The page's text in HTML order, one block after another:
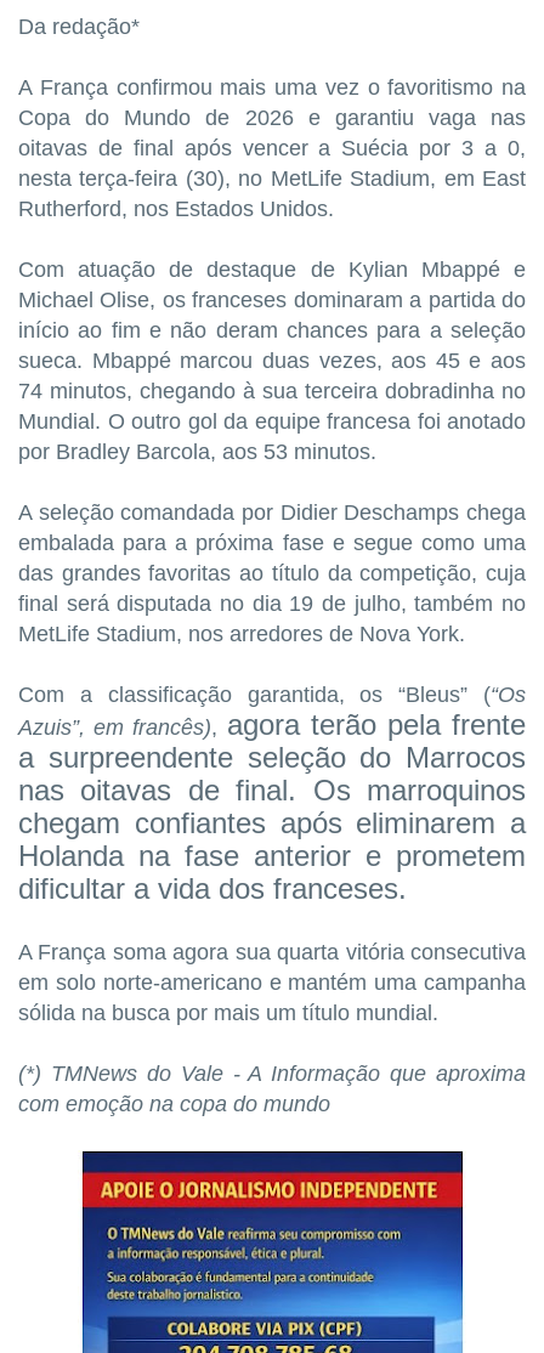
Da redação*
A França confirmou mais uma vez o favoritismo na
Copa do Mundo de 2026 e garantiu vaga nas
oitavas de final após vencer a Suécia por 3 a 0,
nesta terça-feira (30), no MetLife Stadium, em East
Rutherford, nos Estados Unidos.
Com atuação de destaque de Kylian Mbappé e
Michael Olise, os franceses dominaram a partida do
início ao fim e não deram chances para a seleção
sueca. Mbappé marcou duas vezes, aos 45 e aos
74 minutos, chegando à sua terceira dobradinha no
Mundial. O outro gol da equipe francesa foi anotado
por Bradley Barcola, aos 53 minutos.
A seleção comandada por Didier Deschamps chega
embalada para a próxima fase e segue como uma
das grandes favoritas ao título da competição, cuja
final será disputada no dia 19 de julho, também no
MetLife Stadium, nos arredores de Nova York.
Com a classificação garantida, os “Bleus” (“Os
Azuis”, em francês), agora terão pela frente
a surpreendente seleção do Marrocos
nas oitavas de final. Os marroquinos
chegam confiantes após eliminarem a
Holanda na fase anterior e prometem
dificultar a vida dos franceses.
A França soma agora sua quarta vitória consecutiva
em solo norte-americano e mantém uma campanha
sólida na busca por mais um título mundial.
(*) TMNews do Vale - A Informação que aproxima
com emoção na copa do mundo